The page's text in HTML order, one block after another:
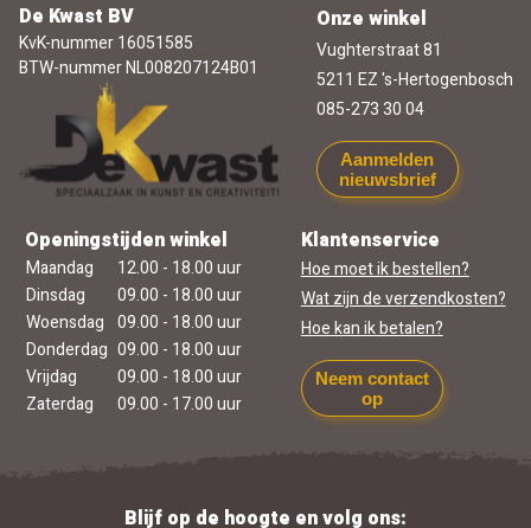
De Kwast BV
KvK-nummer 16051585
BTW-nummer NL008207124B01
Onze winkel
Vughterstraat 81
5211 EZ 's-Hertogenbosch
085-273 30 04
Aanmelden
nieuwsbrief
Openingstijden winkel
Maandag
12.00 - 18.00 uur
Dinsdag
09.00 - 18.00 uur
Woensdag 09.00 - 18.00 uur
Donderdag 09.00 - 18.00 uur
Vrijdag
09.00 - 18.00 uur
Zaterdag
09.00 - 17.00 uur
Klantenservice
Hoe moet ik bestellen?
Wat zijn de verzendkosten?
Hoe kan ik betalen?
Neem contact
op
Blijf op de hoogte en volg ons: